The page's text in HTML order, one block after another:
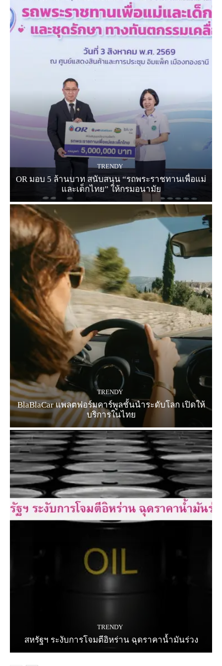
TRENDY
OR มอบ 5 ล้านบาท สนับสนุน “รถพระราชทานเพื่อแม่
และเด็กไทย” ให้กรมอนามัย
TRENDY
BlaBlaCar แพลตฟอร์มคาร์พูลชั้นนำระดับโลก เปิดให้
บริการในไทย
TRENDY
สหรัฐฯ ระงับการโจมตีอิหร่าน ฉุดราคาน้ำมันร่วง